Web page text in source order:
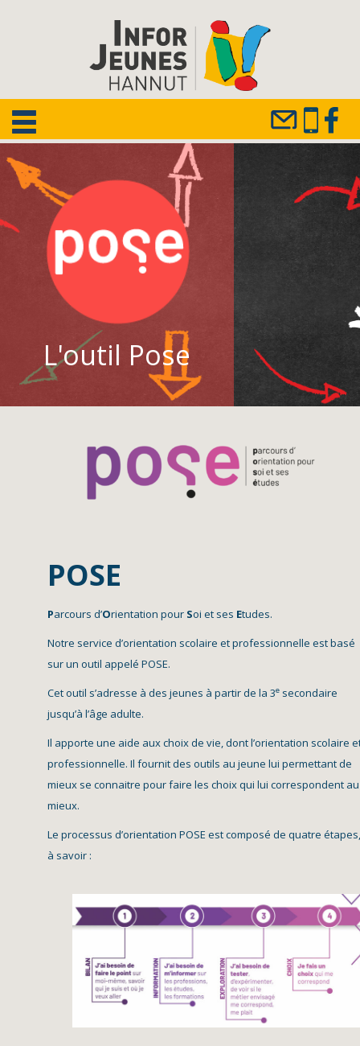
L'outil Pose
POSE
Parcours d’Orientation pour Soi et ses Etudes.
Notre service d’orientation scolaire et professionnelle est basé
sur un outil appelé POSE.
Cet outil s’adresse à des jeunes à partir de la 3e secondaire
jusqu’à l’âge adulte.
Il apporte une aide aux choix de vie, dont l’orientation scolaire
professionnelle. Il fournit des outils au jeune lui permettant de
mieux se connaitre pour faire les choix qui lui correspondent au
mieux.
Le processus d’orientation POSE est composé de quatre
à savoir :